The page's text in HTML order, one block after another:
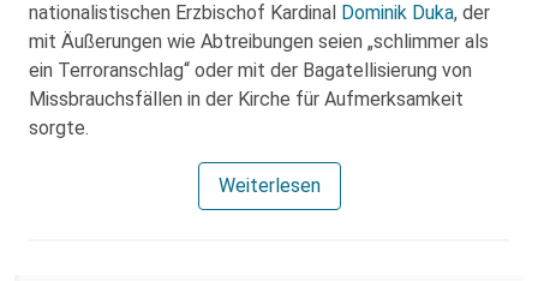
nationalistischen Erzbischof Kardinal Dominik Duka, der
mit Äußerungen wie Abtreibungen seien „schlimmer als
ein Terroranschlag“ oder mit der Bagatellisierung von
Missbrauchsfällen in der Kirche für Aufmerksamkeit
sorgte.
Weiterlesen